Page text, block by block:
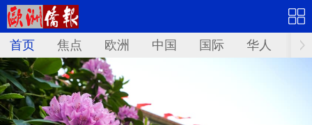
首页 焦点 欧洲 中国 国际 华人 文